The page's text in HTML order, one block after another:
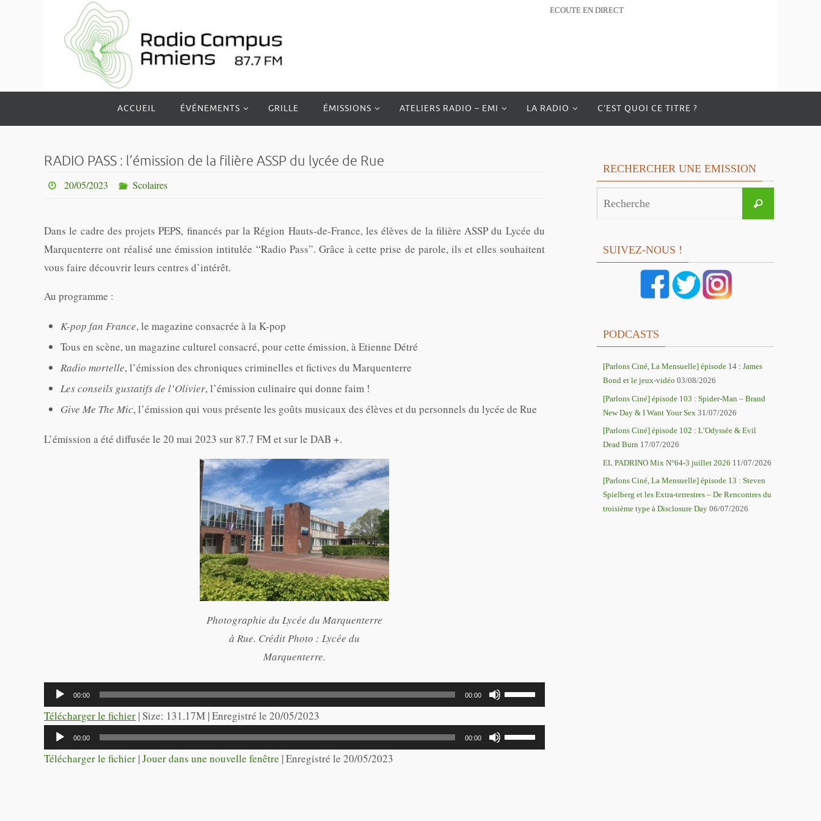
ECOUTE EN DIRECT
le
ACCUEIL ÉVÉNEMENTS GRILLE ÉMISSIONS ATELIERS RADIO – EMI LA RADIO C’EST QUOI CE TITRE ?
RADIO PASS : l’émission de la filière ASSP du lycée de Rue
20/05/2023 Scolaires
Dans le cadre des projets PEPS, financés par la Région Hauts-de-France, les élèves de la filière ASSP du Lycée du
Marquenterre ont réalisé une émission intitulée “Radio Pass”. Grâce à cette prise de parole, ils et elles souhaitent
vous faire découvrir leurs centres d’intérêt.
Au programme :
K-pop fan France, le magazine consacrée à la K-pop
Tous en scène, un magazine culturel consacré, pour cette émission, à Etienne Détré
Radio mortelle, l’émission des chroniques criminelles et fictives du Marquenterre
Les conseils gustatifs de l’Olivier, l’émission culinaire qui donne faim !
Give Me The Mic, l’émission qui vous présente les goûts musicaux des élèves et du personnels du lycée de Rue
L’émission a été diffusée le 20 mai 2023 sur 87.7 FM et sur le DAB +.
Photographie du Lycée du Marquenterre
à Rue. Crédit Photo : Lycée du
Marquenterre.
Lecteur
audio
00:00 00:00
Utilisez
les
flèches
Télécharger le fichier | Size: 131.17M | Enregistré le 20/05/2023
Lecteur
audio
00:00 00:00
Utilisez
les
Télécharger le fichier |Jouer dans une nouvelle fenêtre |Enregistré le 20/05/2023
RECHERCHER UNE EMISSION
Recherche
SUIVEZ-NOUS !
PODCASTS
[Parlons Ciné, La Mensuelle] épisode 14 : James
Bond et le jeux-vidéo 03/08/2026
[Parlons Ciné] épisode 103 : Spider-Man – Brand
New Day & I Want Your Sex 31/07/2026
[Parlons Ciné] épisode 102 : L’Odyssée & Evil
Dead Burn 17/07/2026
EL PADRINO Mix N°64-3 juillet 2026 11/07/2026
[Parlons Ciné, La Mensuelle] épisode 13 : Steven
Spielberg et les Extra-terrestres – De Rencontres du
troisième type à Disclosure Day 06/07/2026